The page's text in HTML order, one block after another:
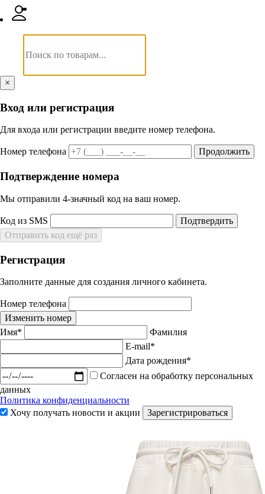
×
Вход или регистрация
Для входа или регистрации введите номер телефона.
Номер телефона Продолжить
Подтверждение номера
Мы отправили 4‑значный код на ваш номер.
Код из SMS
Подтвердить
Отправить код ещё раз
Регистрация
Заполните данные для создания личного кабинета.
Номер телефона
Изменить номер
Имя*
Фамилия
E-mail*
Дата рождения*
Согласен на обработку персональных
данных
Политика конфиденциальности
Хочу получать новости и акции
Зарегистрироваться